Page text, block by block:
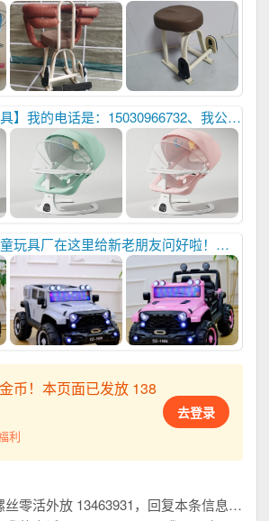
车、平衡车自行车、、我们始终以卓越可靠的产品质量，和细致周全的售后服务，以及领先行业的开发能力。赢得广大国内外客户一致好评，本年刚刚开发新品上市，欢迎大家进货首先联系我们，合作共赢！
我们秉承的原则是做最好的产品，给客户最有竞争力的产品，建立公平友好的长期的合作关系！启蒙星象博士大象款摩托车上海有参展，位置是E7c84展位，欢迎各位家人们前来指导,
币！本页面已发放 138
利
去登录
外放 13463931，回复本条信息，查看联系方式